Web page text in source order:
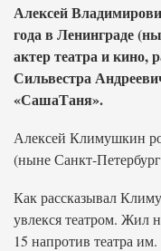
Алексей
года в Ленинграде
актер театра и кино,
Сильвестра
«СашаТаня».
Алексей Климушкин
(ныне Санкт-
Как рассказывал
увлекся театром. Жил
15 напротив театра